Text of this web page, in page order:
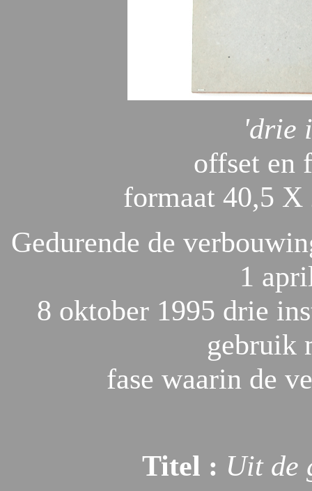
'drie
offset en
formaat 40,5
Gedurende de
1
8 oktober 1995 drie
gebruik
fase waarin de
Titel : Uit de